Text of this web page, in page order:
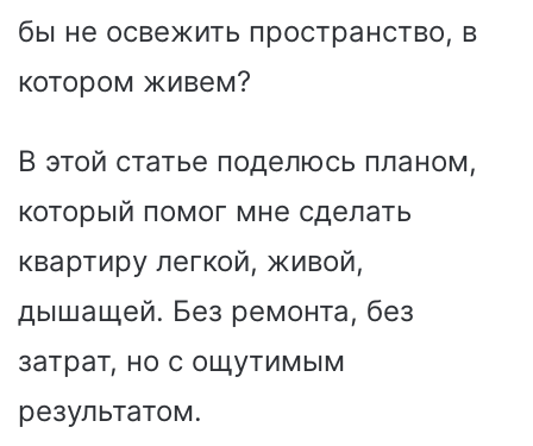
бы не освежить пространство, в
котором живем?
В этой статье поделюсь планом,
который помог мне сделать
квартиру легкой, живой,
дышащей. Без ремонта, без
затрат, но с ощутимым
результатом.